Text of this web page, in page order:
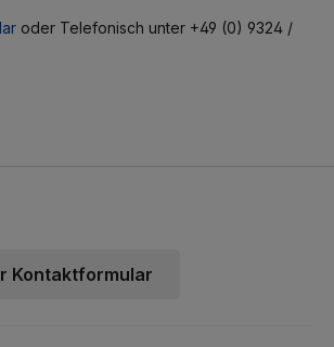
oder Telefonisch unter +49 (0) 9324 /
Kontaktformular